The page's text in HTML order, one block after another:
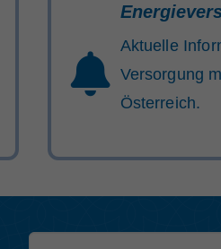
Aktuelle
Versorgung
Österreich.